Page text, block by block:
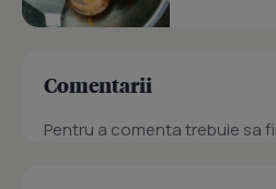
Comentarii
Pentru a comenta trebuie sa